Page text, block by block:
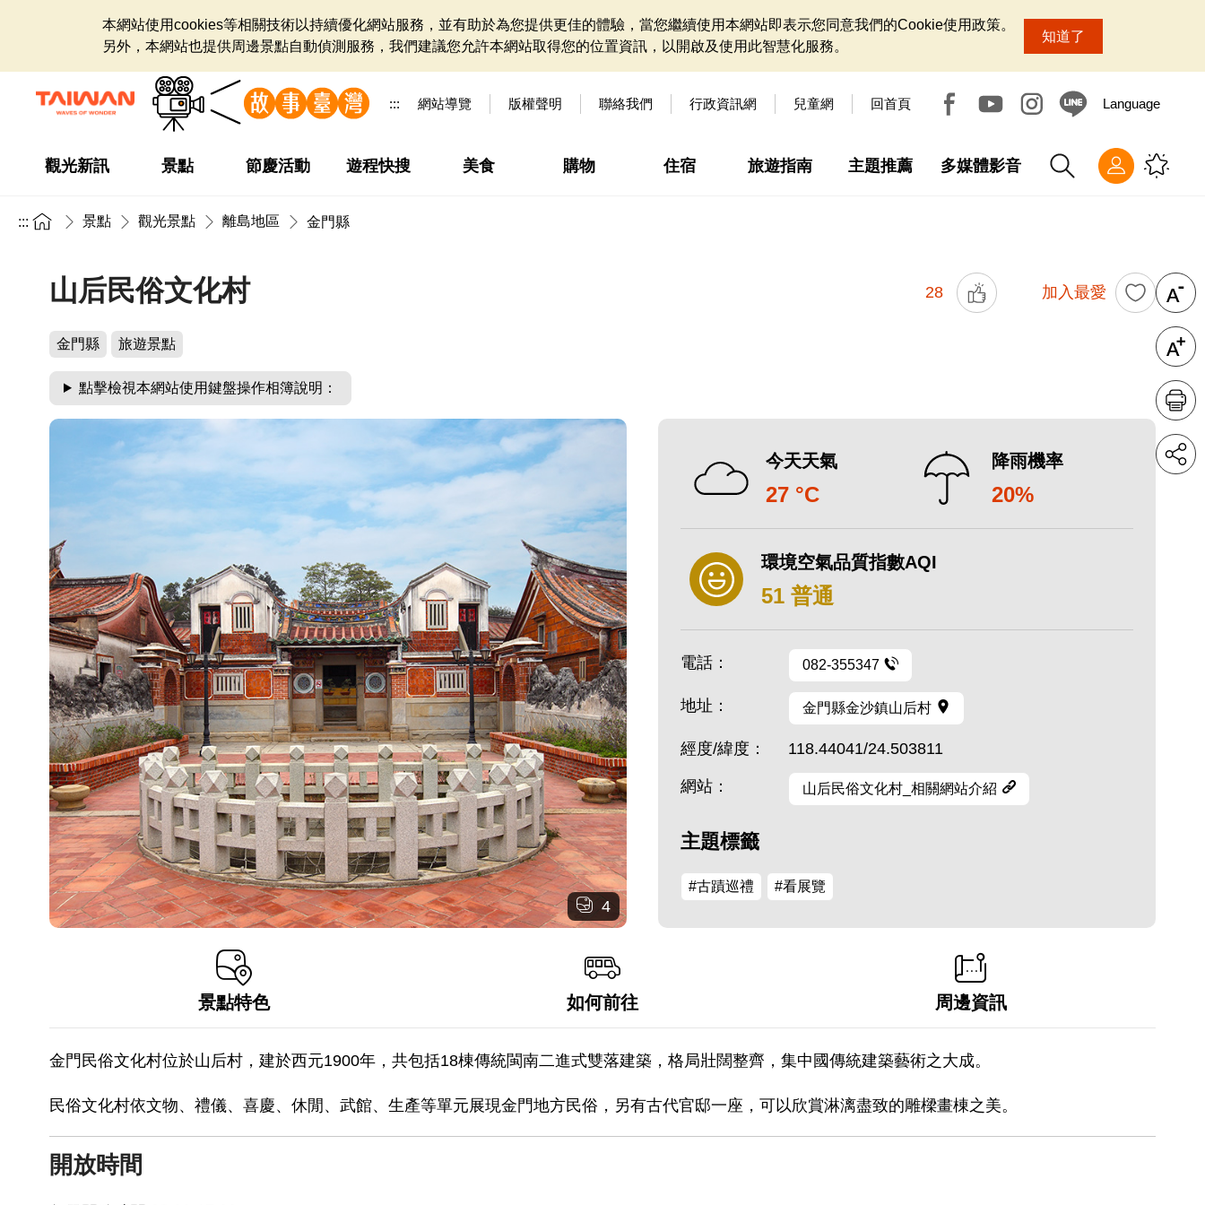
本網站使用cookies等相關技術以持續優化網站服務，並有助於為您提供更佳的體驗，當您繼續使用本網站即表示您同意我們的Cookie使用政策。
另外，本網站也提供周邊景點自動偵測服務，我們建議您允許本網站取得您的位置資訊，以開啟及使用此智慧化服務。
知道了
::: 網站導覽 版權聲明 聯絡我們 行政資訊網 兒童網 回首頁 Language
觀光新訊 景點 節慶活動 遊程快搜 美食 購物 住宿 旅遊指南 主題推薦 多媒體影音
::: 景點 觀光景點 離島地區 金門縣
山后民俗文化村 28 加入最愛
金門縣 旅遊景點
點擊檢視本網站使用鍵盤操作相簿說明：
4
今天天氣
27 °C
降雨機率
20%
環境空氣品質指數AQI
51 普通
電話： 082-355347
地址： 金門縣金沙鎮山后村
經度/緯度： 118.44041/24.503811
網站： 山后民俗文化村_相關網站介紹
主題標籤
#古蹟巡禮 #看展覽
景點特色 如何前往 周邊資訊
金門民俗文化村位於山后村，建於西元1900年，共包括18棟傳統閩南二進式雙落建築，格局壯闊整齊，集中國傳統建築藝術之大成。
民俗文化村依文物、禮儀、喜慶、休閒、武館、生產等單元展現金門地方民俗，另有古代官邸一座，可以欣賞淋漓盡致的雕樑畫棟之美。
開放時間